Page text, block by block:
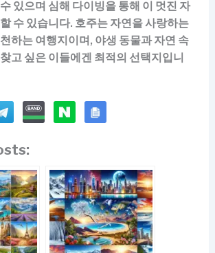
있으며 심해 다이빙을 통해 이 멋진 자
수 있습니다. 호주는 자연을 사랑하는
하는 여행지이며, 야생 동물과 자연 속
고 싶은 이들에겐 최적의 선택지입니